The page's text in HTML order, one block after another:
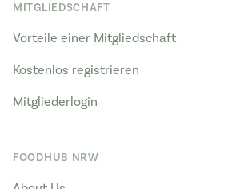
MITGLIEDSCHAFT
Vorteile einer Mitgliedschaft
Kostenlos registrieren
Mitgliederlogin
FOODHUB NRW